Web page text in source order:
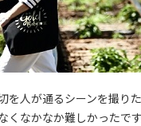
を人が通るシーンを撮りた
くなかなか難しかったです